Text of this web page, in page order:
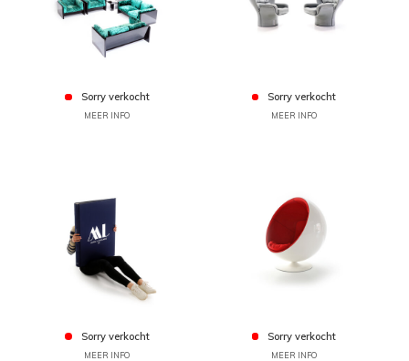
Sorry verkocht
MEER INFO
Sorry verkocht
MEER INFO
Sorry verkocht
MEER INFO
Sorry verkocht
MEER INFO